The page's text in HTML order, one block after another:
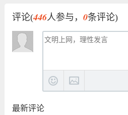
评论(446人参与， 0条评论)
最新评论